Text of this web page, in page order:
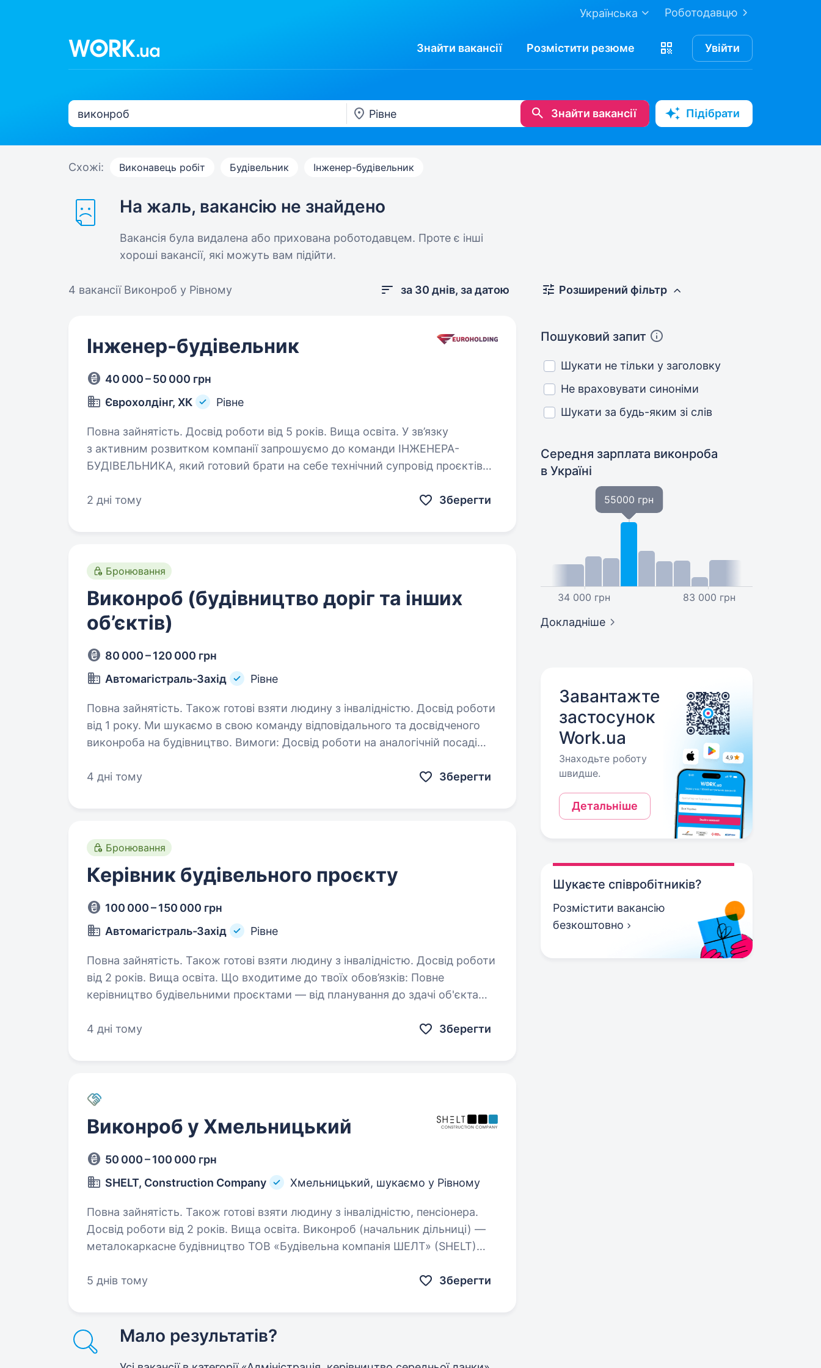
Роботодавцю
Українська
Знайти вакансії Розмістити резюме Увійти
Знайти вакансії Підібрати
Схожі: Виконавець робіт Будівельник Інженер-будівельник
На жаль, вакансію не знайдено
Вакансія була видалена або прихована роботодавцем. Проте є інші
хороші вакансії, які можуть вам підійти.
4 вакансії Виконроб у Рівному за 30 днів, за датою
Інженер-будівельник
40 000 – 50 000 грн
Єврохолдінг, ХК
Рівне
Повна зайнятість. Досвід роботи від 5 років. Вища освіта. У зв’язку
з активним розвитком компанії запрошуємо до команди ІНЖЕНЕРА-
БУДІВЕЛЬНИКА, який готовий брати на себе технічний супровід проєктів
Ми реалізовуємо…
2 дні тому Зберегти
Бронювання
Виконроб (будівництво доріг та інших
об’єктів)
80 000 – 120 000 грн
Автомагістраль-Захід
Рівне
Повна зайнятість. Також готові взяти людину з інвалідністю. Досвід роботи
від 1 року. Ми шукаємо в свою команду відповідального та досвідченого
виконроба на будівництво. Вимоги: Досвід роботи на аналогічній посаді
робіт…
4 дні тому Зберегти
Бронювання
Керівник будівельного проєкту
100 000 – 150 000 грн
Автомагістраль-Захід
Рівне
Повна зайнятість. Також готові взяти людину з інвалідністю. Досвід роботи
від 2 років. Вища освіта. Що входитиме до твоїх обов’язків: Повне
керівництво будівельними проєктами — від планування до здачі об'єкта
забезпечення дотримання термінів…
4 дні тому Зберегти
Виконроб у Хмельницький
50 000 – 100 000 грн
SHELT, Construction Company
Хмельницький, шукаємо у Рівному
Повна зайнятість. Також готові взяти людину з інвалідністю, пенсіонера.
Досвід роботи від 2 років. Вища освіта. Виконроб (начальник дільниці) —
металокаркасне будівництво ТОВ «Будівельна компанія ШЕЛТ» (SHELT)
об'єкти площею 300−5000 м2. Шукаємо виконроба,…
5 днів тому Зберегти
Мало результатів?
Розширений фільтр
Пошуковий запит
Шукати не тільки у заголовку
Не враховувати синоніми
Шукати за будь-яким зі слів
Середня зарплата виконроба
в Україні
34 000 грн
55000 грн
83 000 грн
Докладніше
Завантажте
застосунок
Work.ua
Знаходьте роботу
швидше.
Детальніше
Шукаєте співробітників?
Розмістити вакансію
безкоштовно